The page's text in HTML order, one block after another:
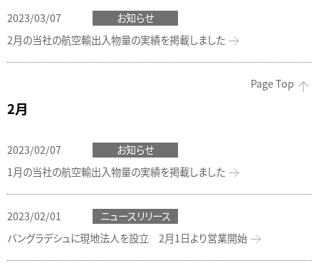
2023/03/07
お知らせ
2月の当社の航空輸出入物量の実績を掲載しました
Page Top
2月
2023/02/07
お知らせ
1月の当社の航空輸出入物量の実績を掲載しました
2023/02/01
ニュースリリース
バングラデシュに現地法人を設立 2月1日より営業開始